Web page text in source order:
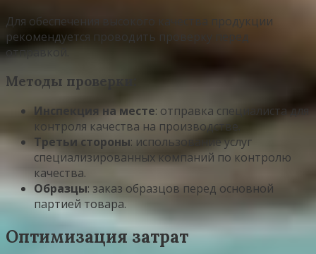
Для обеспечения высокого качества продукции
рекомендуется проводить проверку перед
отправкой.
Методы проверки:
Инспекция на месте: отправка специалиста для
контроля качества на производстве.
Третьи стороны: использование услуг
специализированных компаний по контролю
качества.
Образцы: заказ образцов перед основной
партией товара.
Оптимизация затрат